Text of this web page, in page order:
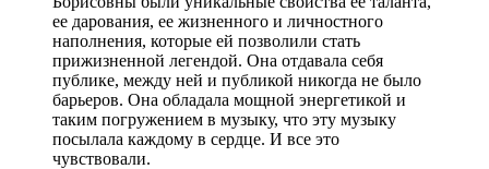
ее дарования, ее жизненного и личностного
наполнения, которые ей позволили стать
прижизненной легендой. Она отдавала себя
публике, между ней и публикой никогда не было
барьеров. Она обладала мощной энергетикой и
таким погружением в музыку, что эту музыку
посылала каждому в сердце. И все это
чувствовали.